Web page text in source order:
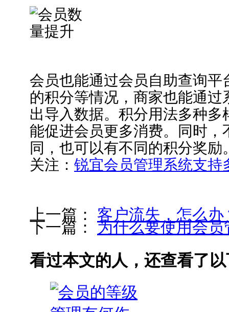
会员也能通过会员自助查询
的积分等情况，商家也能通
出导入数据。积分用法多种
能促进会员更多消费。同时
同，也可以有不同的积分奖
关注： 锐宜会员管理系统支持
上一篇： 客户流失，怎么办
下一篇： 为什么要使用会员
看过本文的人，还查看了